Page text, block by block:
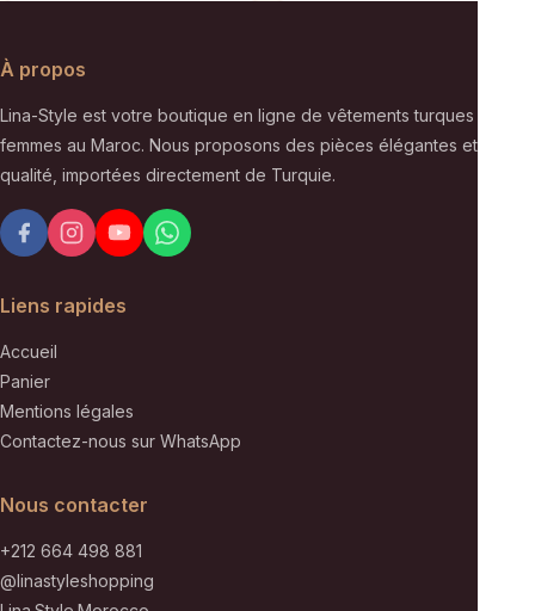
À propos
Lina-Style est votre boutique en ligne de vêtements turques pour
femmes au Maroc. Nous proposons des pièces élégantes et de
qualité, importées directement de Turquie.
Liens rapides
Accueil
Panier
Mentions légales
Contactez-nous sur WhatsApp
Nous contacter
+212 664 498 881
@linastyleshopping